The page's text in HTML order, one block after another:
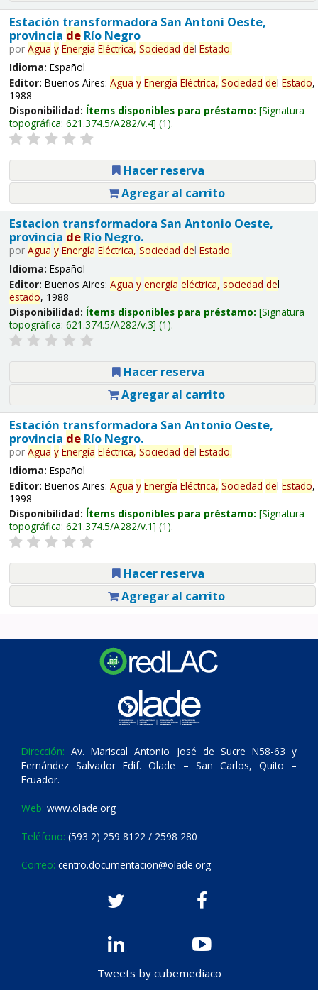
Estación transformadora San Antoni Oeste,
provincia deRío Negro
por Agua y Energía Eléctrica, Sociedad del Estado.
Idioma: Español
Editor: Buenos Aires: Agua y Energía Eléctrica, Sociedad del Estado,
1988
Disponibilidad: Ítems disponibles para préstamo: Signatura
topográfica: 621.374.5/A282/v.4 (1).
Hacer reserva
Agregar al carrito
Estacion transformadora San Antonio Oeste,
provincia deRío Negro.
por Agua y Energía Eléctrica, Sociedad del Estado.
Idioma: Español
Editor: Buenos Aires: Agua y energía eléctrica, sociedad del
estado, 1988
Disponibilidad: Ítems disponibles para préstamo: Signatura
topográfica: 621.374.5/A282/v.3 (1).
Hacer reserva
Agregar al carrito
Estación transformadora San Antonio Oeste,
provincia deRío Negro.
por Agua y Energía Eléctrica, Sociedad del Estado.
Idioma: Español
Editor: Buenos Aires: Agua y Energía Eléctrica, Sociedad del Estado,
1998
Disponibilidad: Ítems disponibles para préstamo: Signatura
topográfica: 621.374.5/A282/v.1 (1).
Hacer reserva
Agregar al carrito
Dirección: Av. Mariscal Antonio José de Sucre N58-63 y
Fernández Salvador Edif. Olade – San Carlos, Quito –
Ecuador.
Web: www.olade.org
Teléfono: (593 2) 259 8122 / 2598 280
Correo: centro.documentacion@olade.org
Tweets by cubemediaco